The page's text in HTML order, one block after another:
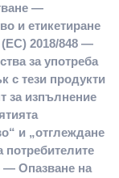
—
и етикетиране
2018/848 —
за употреба
с тези продукти
за изпълнение
и „отглеждане
Опазване на